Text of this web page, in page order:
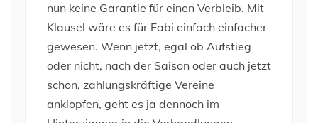
nun keine Garantie für einen Verbleib. Mit
Klausel wäre es für Fabi einfach einfacher
gewesen. Wenn jetzt, egal ob Aufstieg
oder nicht, nach der Saison oder auch jetzt
schon, zahlungskräftige Vereine
anklopfen, geht es ja dennoch im